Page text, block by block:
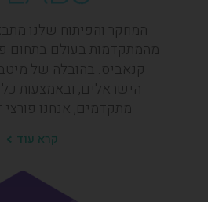
המחקר והפיתוח שלנו
מהמתקדמות בעולם בתחום
קנאביס. בהובלה של
הישראלים, ובאמצעות
מתקדמים, אנחנו פורצי
קרא עוד